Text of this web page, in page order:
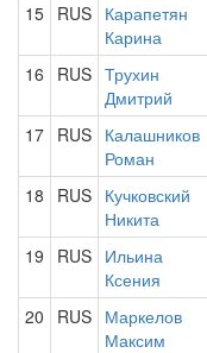
15 RUS Карапетян
Карина
16 RUS Трухин
Дмитрий
17 RUS Калашников
Роман
18 RUS Кучковский
Никита
19 RUS Ильина
Ксения
20 RUS Маркелов
Максим